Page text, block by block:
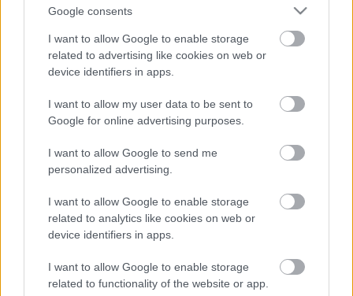
Google consents
I want to allow Google to enable storage
related to advertising like cookies on web or
device identifiers in apps.
I want to allow my user data to be sent to
Google for online advertising purposes.
I want to allow Google to send me
personalized advertising.
I want to allow Google to enable storage
related to analytics like cookies on web or
device identifiers in apps.
I want to allow Google to enable storage
related to functionality of the website or app.
vett Szalay-Bobrovniczky Kristóf honvédelmi
miniszter, Szijjártó Péter külgazdasági és
külügyminiszter, Pintér Sándor belügyminiszter,
valamint Rogán Antal, a Miniszterelnöki
miniszterelnök egyelőre nem osztott meg
hamarosan bővebb tájékoztatás várható.